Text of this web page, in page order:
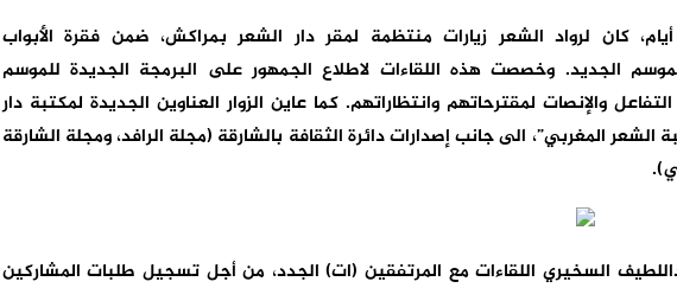
كان لرواد الشعر زيارات منتظمة لمقر دار الشعر بمراكش، ضمن فقرة الأبواب
الجديد. وخصصت هذه اللقاءات لاطلاع الجمهور على البرمجة الجديدة للموسم
والإنصات لمقترحاتهم وانتظاراتهم. كما عاين الزوار العناوين الجديدة لمكتبة دار
المغربي”، الى جانب إصدارات دائرة الثقافة بالشارقة (مجلة الرافد، ومجلة الشارقة
السخيري اللقاءات مع المرتفقين (ات) الجدد، من أجل تسجيل طلبات المشاركين